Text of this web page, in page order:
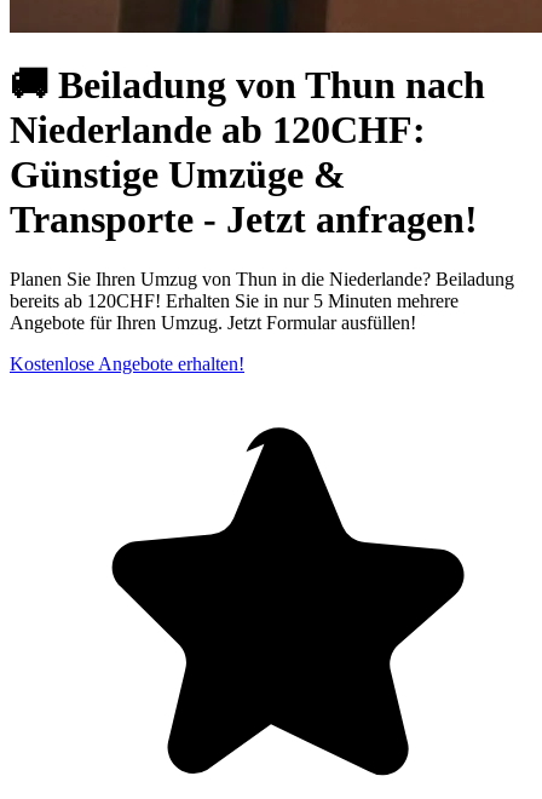
🚚 Beiladung von Thun nach
Niederlande ab 120CHF:
Günstige Umzüge &
Transporte - Jetzt anfragen!
Planen Sie Ihren Umzug von Thun in die Niederlande? Beiladung
bereits ab 120CHF! Erhalten Sie in nur 5 Minuten mehrere
Angebote für Ihren Umzug. Jetzt Formular ausfüllen!
Kostenlose Angebote erhalten!